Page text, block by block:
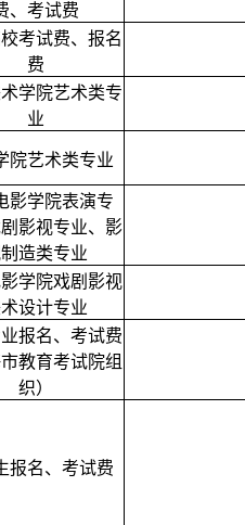
、考试费
考试费、报名
费
术学院艺术类专
业
院艺术类专业
影学院表演专
影视专业、影
造类专业
影学院戏剧影视
设计专业
报名、考试费
市教育考试院组
织）
报名、考试费